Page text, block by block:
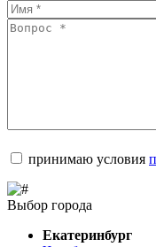
принимаю условия
Выбор города
Екатеринбург